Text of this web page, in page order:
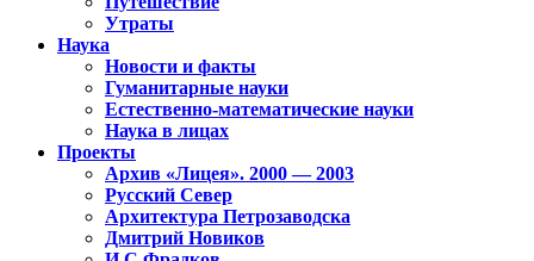
Утраты
Наука
Новости и факты
Гуманитарные науки
Естественно-математические науки
Наука в лицах
Проекты
Архив «Лицея». 2000 — 2003
Русский Север
Архитектура Петрозаводска
Дмитрий Новиков